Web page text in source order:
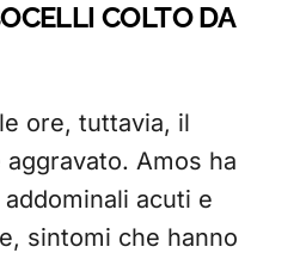
COLTO DA
ore, tuttavia, il
Amos ha
acuti e
sintomi che hanno